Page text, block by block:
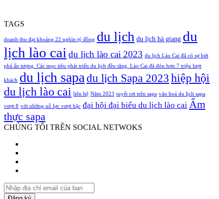
TAGS
doanh thu đạt khoảng 22 nghìn tỷ đồng du lịch du lịch hà giang du
lịch lào cai du lịch lào cai 2023 du lịch Lào Cai đã có sự bứt
phá ấn tượng. Các mục tiêu phát triển du lịch đều tăng. Lào Cai đã đón hơn 7 triệu lượt
khách du lịch sapa du lịch Sapa 2023 hiệp hội
du lịch lào cai liên hệ Năm 2023 tuyết rơi trên sapa văn hoá du lịch sapa
vượt 8 với những nỗ lực vượt bậc đại hội đại biểu du lịch lào cai Ẩm
thực sapa
CHÚNG TÔI TRÊN SOCIAL NETWOKS
Nhập
địa